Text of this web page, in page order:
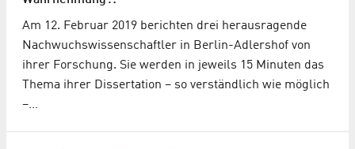
Am 12. Februar 2019 berichten drei herausragende
Nachwuchswissenschaftler in Berlin-Adlershof von
ihrer Forschung. Sie werden in jeweils 15 Minuten das
Thema ihrer Dissertation – so verständlich wie möglich
–…